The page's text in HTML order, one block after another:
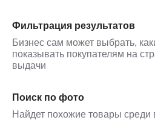
Фильтрация результатов
Бизнес сам может выбрать,
показывать покупателям на
выдачи
Поиск по фото
Найдет похожие товары среди